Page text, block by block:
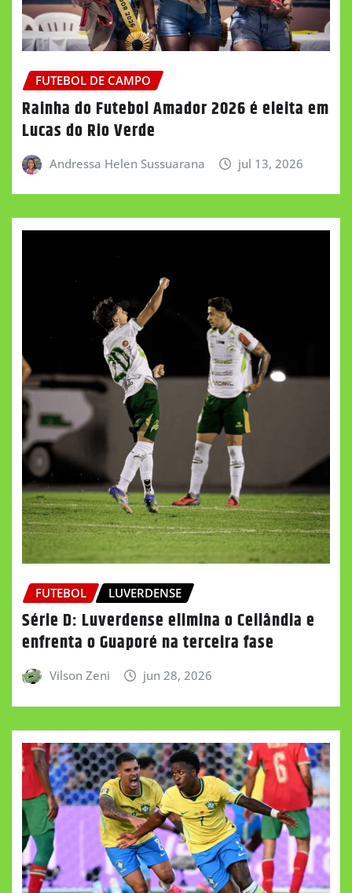
FUTEBOL DE CAMPO
Rainha do Futebol Amador 2026 é eleita em
Lucas do Rio Verde
Andressa Helen Sussuarana jul 13, 2026
FUTEBOL LUVERDENSE
Série D: Luverdense elimina o Ceilândia e
enfrenta o Guaporé na terceira fase
Vilson Zeni jun 28, 2026